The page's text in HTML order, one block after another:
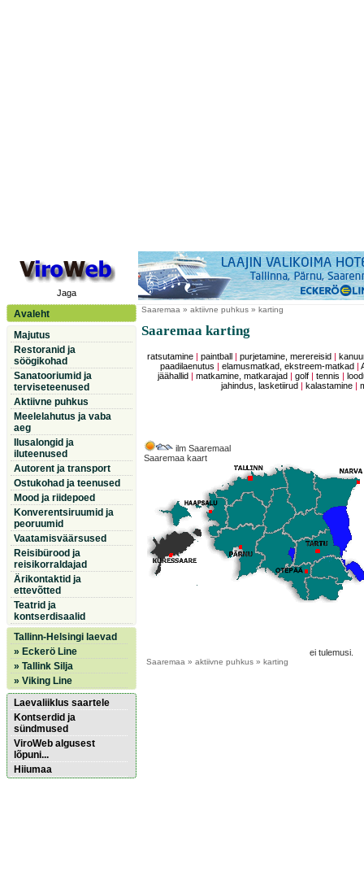
Jaga
Avaleht
Majutus
Restoranid ja
söögikohad
Sanatooriumid ja
terviseteenused
Aktiivne puhkus
Meelelahutus ja vaba
aeg
Ilusalongid ja
iluteenused
Autorent ja transport
Ostukohad ja teenused
Mood ja riidepoed
Konverentsiruumid ja
peoruumid
Vaatamisväärsused
Reisibürood ja
reisikorraldajad
Ärikontaktid ja
ettevõtted
Teatrid ja
kontserdisaalid
Tallinn-Helsingi laevad
» Eckerö Line
» Tallink Silja
» Viking Line
Laevaliiklus saartele
Kontserdid ja
sündmused
ViroWeb algusest
lõpuni...
Hiiumaa
Saaremaa » aktiivne puhkus » karting
Saaremaa karting
ratsutamine| paintball purjetamine, merereisid
paadilaenutus
|elamusmatkad, ekstreem-matkad |
jäähallid
matkamine, matkarajad golf| tennis
jahindus, lasketiirud
kalastamine |
ilm Saaremaal
Saaremaa kaart
ei tulemusi.
Saaremaa » aktiivne puhkus » karting